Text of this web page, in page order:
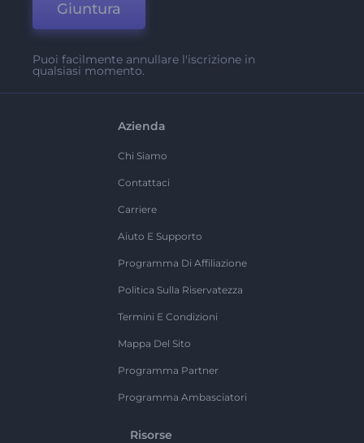
Giuntura
Puoi facilmente annullare l'iscrizione in
qualsiasi momento.
Azienda
Chi Siamo
Contattaci
Carriere
Aiuto E Supporto
Programma Di Affiliazione
Politica Sulla Riservatezza
Termini E Condizioni
Mappa Del Sito
Programma Partner
Programma Ambasciatori
Risorse